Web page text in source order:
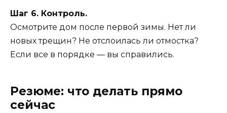
Шаг 6. Контроль.
Осмотрите дом после первой зимы. Нет ли
новых трещин? Не отслоилась ли отмостка?
Если все в порядке — вы справились.
Резюме: что делать прямо
сейчас